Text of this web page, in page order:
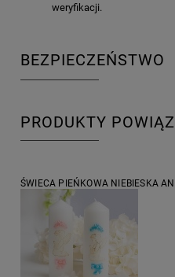
weryfikacji.
BEZPIECZEŃSTWO
PRODUKTY
ŚWIECA PIEŃKOWA NIEBIESKA